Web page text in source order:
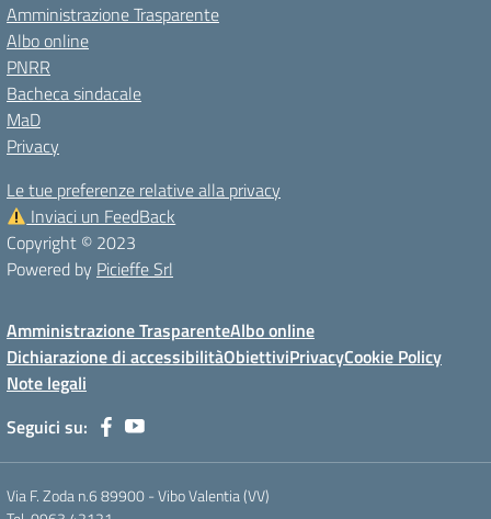
Amministrazione Trasparente
Albo online
PNRR
Bacheca sindacale
MaD
Privacy
Le tue preferenze relative alla privacy
Inviaci un FeedBack
Copyright © 2023
Powered by Picieffe Srl
Amministrazione TrasparenteAlbo online
Dichiarazione di accessibilitàObiettiviPrivacyCookie Policy
Note legali
Seguici su:
Via F. Zoda n.6 89900 - Vibo Valentia (VV)